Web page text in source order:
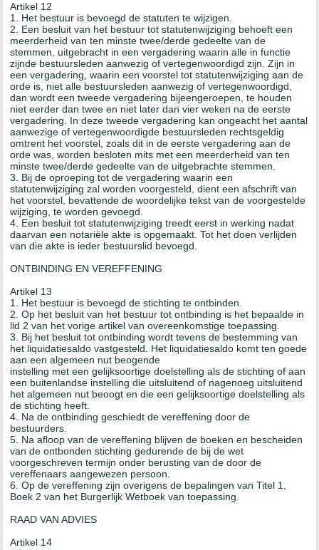
Artikel 12
1. Het bestuur is bevoegd de statuten te wijzigen.
2. Een besluit van het bestuur tot statutenwijziging behoeft een
meerderheid van ten minste twee/derde gedeelte van de
stemmen, uitgebracht in een vergadering waarin alle in functie
zijnde bestuursleden aanwezig of vertegenwoordigd zijn. Zijn in
een vergadering, waarin een voorstel tot statutenwijziging aan de
orde is, niet alle bestuursleden aanwezig of vertegenwoordigd,
dan wordt een tweede vergadering bijeengeroepen, te houden
niet eerder dan twee en niet later dan vier weken na de eerste
vergadering. In deze tweede vergadering kan ongeacht het aantal
aanwezige of vertegenwoordigde bestuursleden rechtsgeldig
omtrent het voorstel, zoals dit in de eerste vergadering aan de
orde was, worden besloten mits met een meerderheid van ten
minste twee/derde gedeelte van de uitgebrachte stemmen.
3. Bij de oproeping tot de vergadering waarin een
statutenwijziging zal worden voorgesteld, dient een afschrift van
het voorstel, bevattende de woordelijke tekst van de voorgestelde
wijziging, te worden gevoegd.
4. Een besluit tot statutenwijziging treedt eerst in werking nadat
daarvan een notariële akte is opgemaakt. Tot het doen verlijden
van die akte is ieder bestuurslid bevoegd.
ONTBINDING EN VEREFFENING
Artikel 13
1. Het bestuur is bevoegd de stichting te ontbinden.
2. Op het besluit van het bestuur tot ontbinding is het bepaalde in
lid 2 van het vorige artikel van overeenkomstige toepassing.
3. Bij het besluit tot ontbinding wordt tevens de bestemming van
het liquidatiesaldo vastgesteld. Het liquidatiesaldo komt ten goede
aan een algemeen nut beogende
instelling met een gelijksoortige doelstelling als de stichting of aan
een buitenlandse instelling die uitsluitend of nagenoeg uitsluitend
het algemeen nut beoogt en die een gelijksoortige doelstelling als
de stichting heeft.
4. Na de ontbinding geschiedt de vereffening door de
bestuurders.
5. Na afloop van de vereffening blijven de boeken en bescheiden
van de ontbonden stichting gedurende de bij de wet
voorgeschreven termijn onder berusting van de door de
vereffenaars aangewezen persoon.
6. Op de vereffening zijn overigens de bepalingen van Titel 1,
Boek 2 van het Burgerlijk Wetboek van toepassing.
RAAD VAN ADVIES
Artikel 14